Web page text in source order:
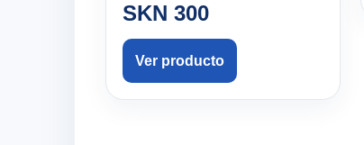
SKN 300
Ver producto